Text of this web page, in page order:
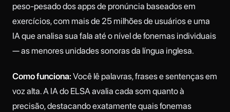
peso-pesado dos apps de pronúncia baseados em
exercícios, com mais de 25 milhões de usuários e uma
IA que analisa sua fala até o nível de fonemas individuais
— as menores unidades sonoras da língua inglesa.
Como funciona: Você lê palavras, frases e sentenças em
voz alta. A IA do ELSA avalia cada som quanto à
precisão, destacando exatamente quais fonemas